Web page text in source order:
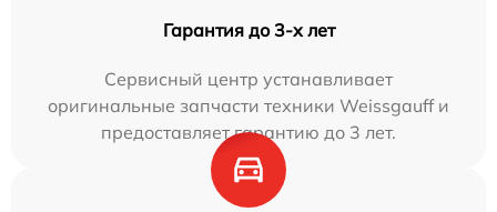
Гарантия до 3-х лет
Сервисный центр устанавливает
оригинальные запчасти техники Weissgauff и
предоставляет гарантию до 3 лет.